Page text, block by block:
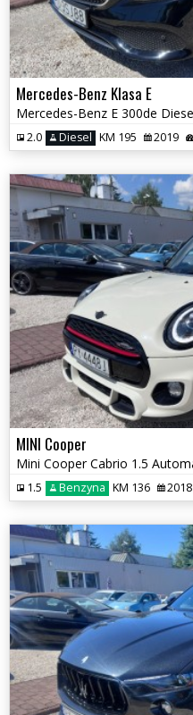
Mercedes-Benz Klasa E
2.0 Diesel KM 195 2019
MINI Cooper
1.5 Benzyna KM 136 2018